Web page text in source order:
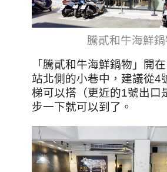
騰貳和牛海鮮鍋
「騰貳和牛海鮮鍋物」開
站北側的小巷中，建議從4
梯可以搭（更近的1號出口
步一下就可以到了。